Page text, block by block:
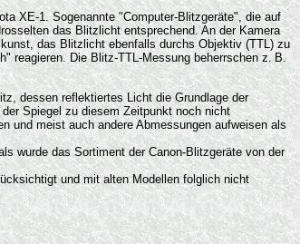
XE-1. Sogenannte "Computer-Blitzgeräte", die auf
das Blitzlicht entsprechend. An der Kamera
das Blitzlicht ebenfalls durchs Objektiv (TTL) zu
reagieren. Die Blitz-TTL-Messung beherrschen z. B.
dessen reflektiertes Licht die Grundlage der
Spiegel zu diesem Zeitpunkt noch nicht
und meist auch andere Abmessungen aufweisen als
wurde das Sortiment der Canon-Blitzgeräte von der
und mit alten Modellen folglich nicht